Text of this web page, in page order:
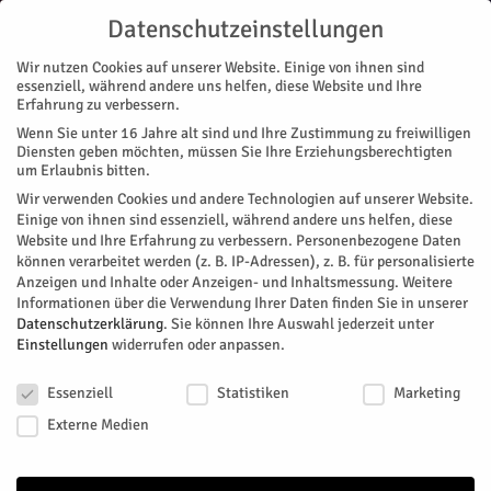
Start
« Alle Veranstaltungen
Diese Veranstaltung hat bereits stattgefunden.
Atomwaffen
Atomwaffen: Droht eine Neuauflage der Stationierung von
Mittelstreckenraketen in Europa
Papst Franzsikus fürchtet den Atomkrieg und kritisierte das neue
Datenschutzeinstellungen
Wir nutzen Cookies auf unserer Website. Einige von ihnen sind
essenziell, während andere uns helfen, diese Website und Ihre
Erfahrung zu verbessern.
Wenn Sie unter 16 Jahre alt sind und Ihre Zustimmung zu freiwilligen
Diensten geben möchten, müssen Sie Ihre Erziehungsberechtigten
um Erlaubnis bitten.
Wir verwenden Cookies und andere Technologien auf unserer Website.
Einige von ihnen sind essenziell, während andere uns helfen, diese
Website und Ihre Erfahrung zu verbessern. Personenbezogene Daten
können verarbeitet werden (z. B. IP-Adressen), z. B. für personalisierte
Anzeigen und Inhalte oder Anzeigen- und Inhaltsmessung. Weitere
Informationen über die Verwendung Ihrer Daten finden Sie in unserer
Datenschutzerklärung. Sie können Ihre Auswahl jederzeit unter
Einstellungen widerrufen oder anpassen.
Essenziell
Statistiken
Marketing
Externe Medien